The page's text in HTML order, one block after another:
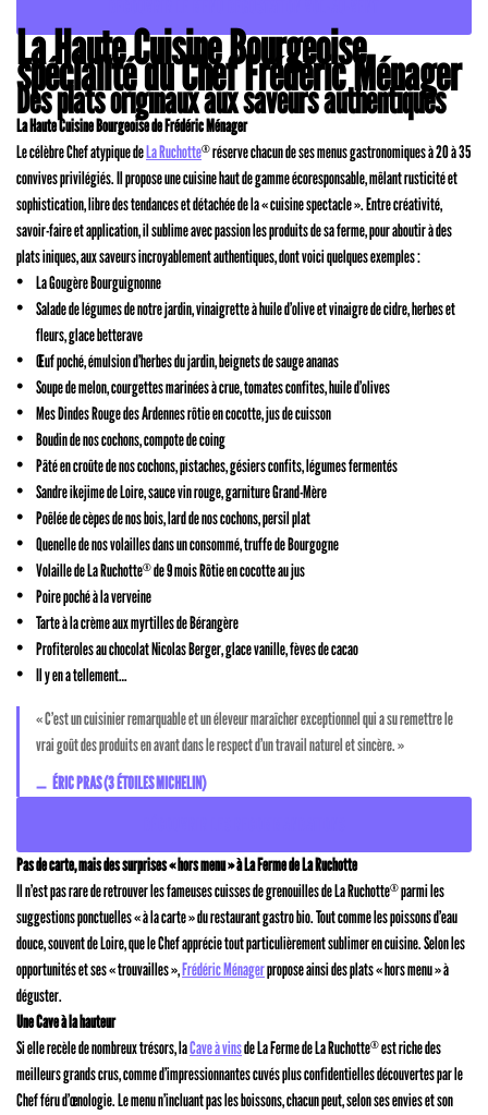
La Haute Cuisine Bourgeoise,
spécialité du Chef Frédéric Ménager
Des plats originaux aux saveurs authentiques
La Haute Cuisine Bourgeoise de Frédéric Ménager
Le célèbre Chef atypique deLa Ruchotte®réserve chacun de ses menus gastronomiques à 20 à 35
convives privilégiés. Il propose une cuisine haut de gamme écoresponsable, mêlant rusticité et
sophistication, libre des tendances et détachée de la « cuisine spectacle ». Entre créativité,
savoir-faire et application, il sublime avec passion les produits de sa ferme, pour aboutir à des
plats iniques, aux saveurs incroyablement authentiques, dont voici quelques exemples :
La Gougère Bourguignonne
Salade de légumes de notre jardin, vinaigrette à huile d’olive et vinaigre de cidre, herbes et
fleurs, glace betterave
Œuf poché, émulsion d’herbes du jardin, beignets de sauge ananas
Soupe de melon, courgettes marinées à crue, tomates confites, huile d’olives
Mes Dindes Rouge des Ardennes rôtie en cocotte, jus de cuisson
Boudin de nos cochons, compote de coing
Pâté en croûte de nos cochons, pistaches, gésiers confits, légumes fermentés
Sandre ikejime de Loire, sauce vin rouge, garniture Grand-Mère
Poêlée de cèpes de nos bois, lard de nos cochons, persil plat
Quenelle de nos volailles dans un consommé, truffe de Bourgogne
Volaille de La Ruchotte®de 9 mois Rôtie en cocotte au jus
Poire poché à la verveine
Tarte à la crème aux myrtilles de Bérangère
Profiteroles au chocolat Nicolas Berger, glace vanille, fèves de cacao
Il y en a tellement…
« C’est un cuisinier remarquable et un éleveur maraîcher exceptionnel qui a su remettre le
vrai goût des produits en avant dans le respect d’un travail naturel et sincère. »
ÉRIC PRAS (3 ÉTOILES MICHELIN)
Pas de carte, mais des surprises « hors menu » à La Ferme de La Ruchotte
Il n’est pas rare de retrouver les fameuses cuisses de grenouilles de La Ruchotte®parmi les
suggestions ponctuelles « à la carte » du restaurant gastro bio. Tout comme les poissons d’eau
douce, souvent de Loire, que le Chef apprécie tout particulièrement sublimer en cuisine. Selon les
opportunités et ses « trouvailles »,Frédéric Ménagerpropose ainsi des plats « hors menu » à
déguster.
Une Cave à la hauteur
Si elle recèle de nombreux trésors, laCave à vinsde La Ferme de La Ruchotte®est riche des
meilleurs grands crus, comme d’impressionnantes cuvés plus confidentielles découvertes par le
Chef féru d’œnologie. Le menu n’incluant pas les boissons, chacun peut, selon ses envies et son